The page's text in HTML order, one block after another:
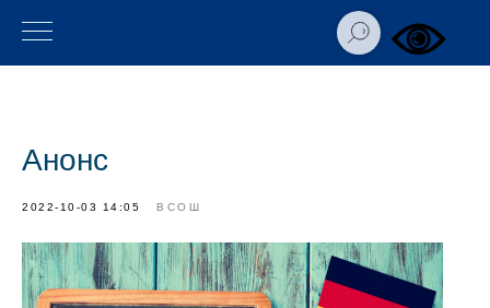
Анонс
2022-10-03 14:05 ВСОШ